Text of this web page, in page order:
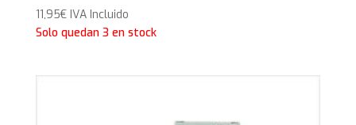
11,95€ IVA Incluido
Solo quedan 3 en stock